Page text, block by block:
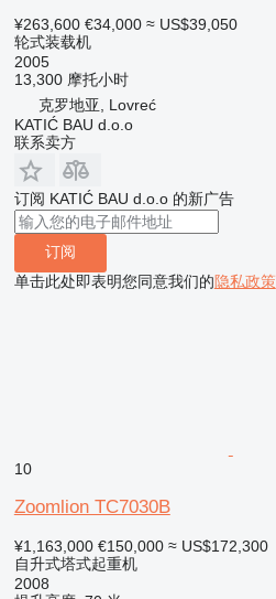
¥263,600 €34,000 ≈ US$39,050
轮式装载机
2005
13,300 摩托小时
克罗地亚, Lovreć
KATIĆ BAU d.o.o
联系卖方
订阅 KATIĆ BAU d.o.o 的新广告
订阅
单击此处即表明您同意我们的隐私政策
10
Zoomlion TC7030B
¥1,163,000 €150,000 ≈ US$172,300
自升式塔式起重机
2008